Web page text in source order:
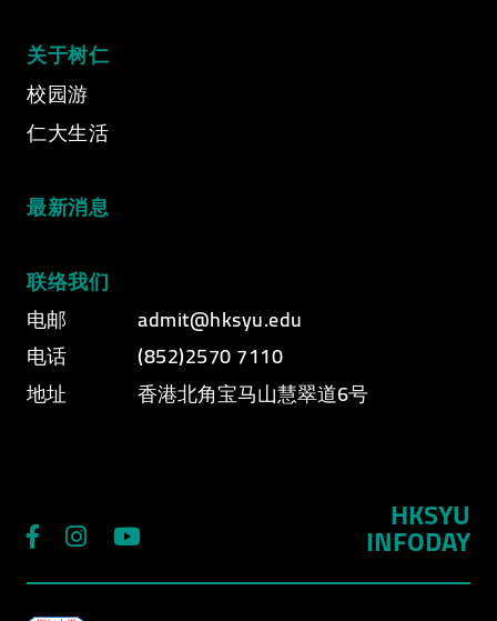
关于树仁
校园游
仁大生活
最新消息
联络我们
电邮
admit@hksyu.edu
电话
(852)2570 7110
地址
香港北角宝马山慧翠道6号
HKSYU
INFODAY